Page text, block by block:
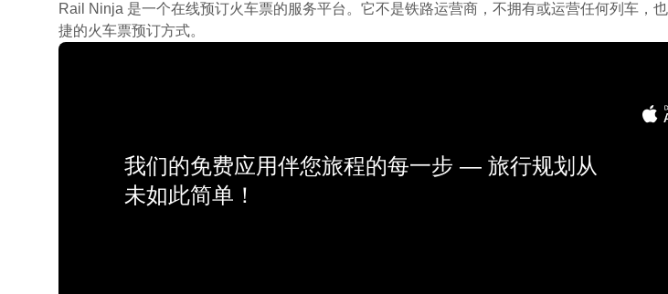
Rail Ninja 是一个在线预订火车票的服务平台。它不是铁路运营商，不拥有或运营任何列车，
捷的火车票预订方式。
我们的免费应用伴您旅程的每一步 — 旅行规划从
未如此简单！